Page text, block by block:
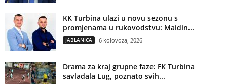
KK Turbina ulazi u novu sezonu s
promjenama u rukovodstvu: Maidin...
JABLANICA 6 kolovoza, 2026
Drama za kraj grupne faze: FK Turbina
savladala Lug, poznato svih...